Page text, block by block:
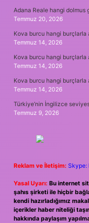
Adana Reale hangi dolmus
Temmuz 20, 2026
Kova burcu hangi burçlarla
Temmuz 14, 2026
Kova burcu hangi burçlarla
Temmuz 14, 2026
Kova burcu hangi burçlarla
Temmuz 14, 2026
Türkiye’nin İngilizce
Temmuz 9, 2026
Reklam ve İletişim: Skype:
Yasal Uyarı: Bu internet
şahıs şirketi ile hiçbir
kendi hazırladığımız
içerikler haber niteliği
hakkında paylaşım